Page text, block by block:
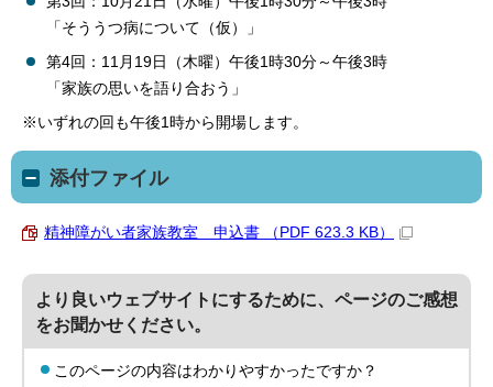
「そううつ病について（仮）」
第4回：11月19日（木曜）午後1時30分～午後3時
「家族の思いを語り合おう」
※いずれの回も午後1時から開場します。
添付ファイル
精神障がい者家族教室 申込書 （PDF 623.3 KB）
より良いウェブサイトにするために、ページのご感想
をお聞かせください。
このページの内容はわかりやすかったですか？